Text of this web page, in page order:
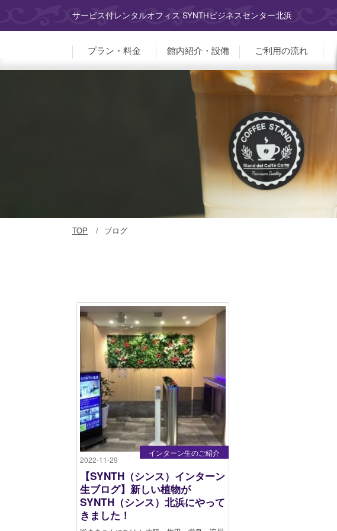
サービス付レンタルオフィス SYNTHビジネスセンター北浜
プラン・料金 館内紹介・設備 ご利用の流れ
TOP ブログ
2022-11-29
インターン生のご紹介
【SYNTH（シンス）インターン
生ブログ】新しい植物が
SYNTH（シンス）北浜にやって
きました！